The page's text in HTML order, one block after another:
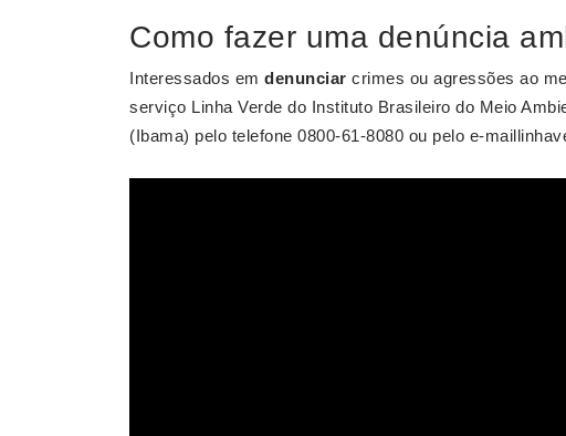
Como fazer uma denúncia
Interessados em denunciar crimes ou agressões ao
serviço Linha Verde do Instituto Brasileiro do Meio
(Ibama) pelo telefone 0800-61-8080 ou pelo e-